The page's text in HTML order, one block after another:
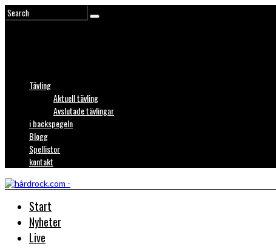
Tävling
Aktuell tävling
Avslutade tävlingar
i backspegeln
Blogg
Spellistor
kontakt
Start
Nyheter
Live